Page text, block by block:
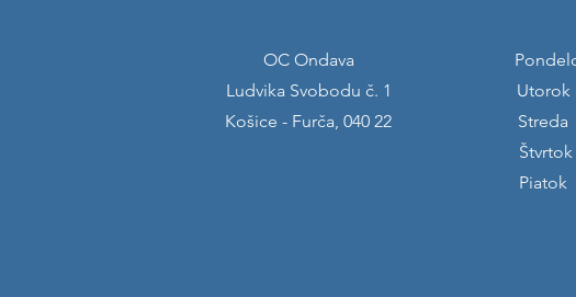
OC Ondava
Ludvika Svobodu č. 1
Košice - Furča, 040 22